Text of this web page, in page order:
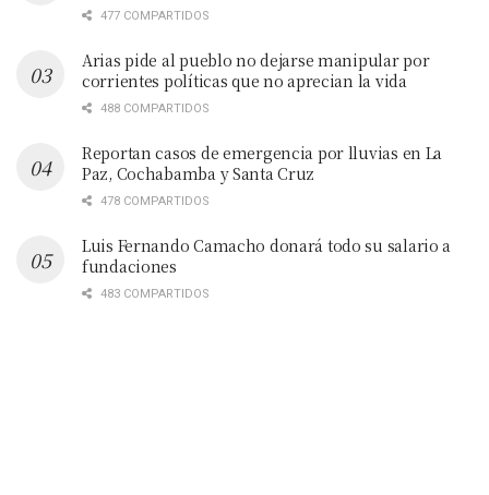
477 COMPARTIDOS
Arias pide al pueblo no dejarse manipular por
corrientes políticas que no aprecian la vida
488 COMPARTIDOS
Reportan casos de emergencia por lluvias en La
Paz, Cochabamba y Santa Cruz
478 COMPARTIDOS
Luis Fernando Camacho donará todo su salario a
fundaciones
483 COMPARTIDOS